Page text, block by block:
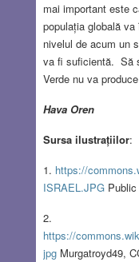
mai important este
populația globală
nivelul de acum un
va fi suficientă. Să
Verde nu va
Hava Oren
Sursa ilustrațiilor:
1. https://
ISRAEL.JPGPublic
2.
https://
jpgMurgatroyd49,